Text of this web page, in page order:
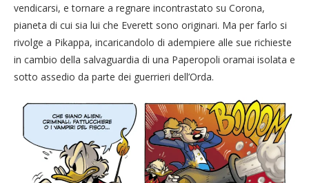
vendicarsi, e tornare a regnare incontrastato su Corona,
pianeta di cui sia lui che Everett sono originari. Ma per farlo si
rivolge a Pikappa, incaricandolo di adempiere alle sue richieste
in cambio della salvaguardia di una Paperopoli oramai isolata e
sotto assedio da parte dei guerrieri dell’Orda.